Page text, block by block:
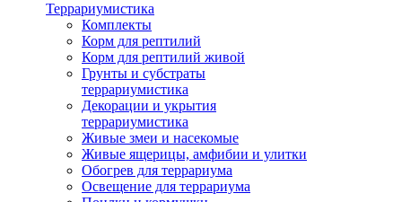
Террариумистика
Комплекты
Корм для рептилий
Корм для рептилий живой
Грунты и субстраты
террариумистика
Декорации и укрытия
террариумистика
Живые змеи и насекомые
Живые ящерицы, амфибии и улитки
Обогрев для террариума
Освещение для террариума